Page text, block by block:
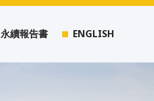
永續報告書 ENGLISH